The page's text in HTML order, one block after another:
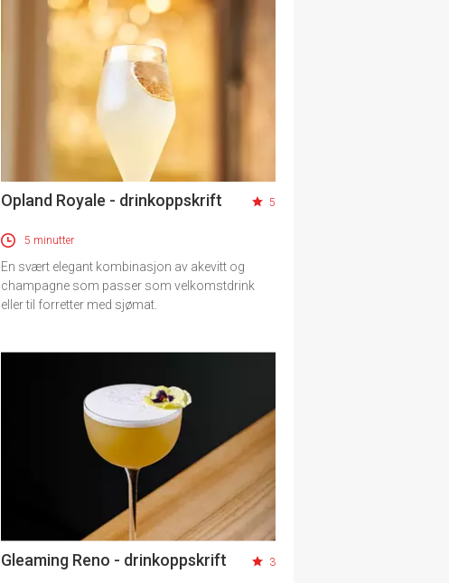
Opland Royale - drinkoppskrift 5
5 minutter
En svært elegant kombinasjon av akevitt og
champagne som passer som velkomstdrink
eller til forretter med sjømat.
Gleaming Reno - drinkoppskrift 3